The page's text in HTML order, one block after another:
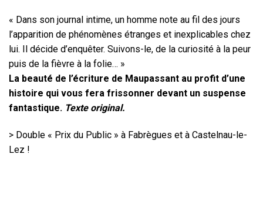
« Dans son journal intime, un homme note au fil des jours
l’apparition de phénomènes étranges et inexplicables chez
lui. Il décide d’enquêter. Suivons-le, de la curiosité à la peur
puis de la fièvre à la folie… »
La beauté de l’écriture de Maupassant au profit d’une
histoire qui vous fera frissonner devant un suspense
fantastique. Texte original.
> Double « Prix du Public » à Fabrègues et à Castelnau-le-
Lez !